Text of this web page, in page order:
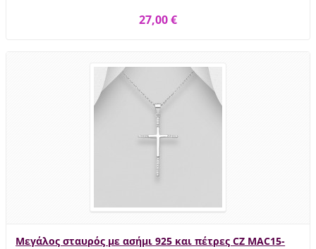
27,00 €
Μεγάλος σταυρός με ασήμι 925 και πέτρες CZ MAC15-